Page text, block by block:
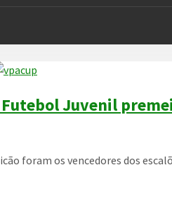
Juvenil
foram os vencedores dos